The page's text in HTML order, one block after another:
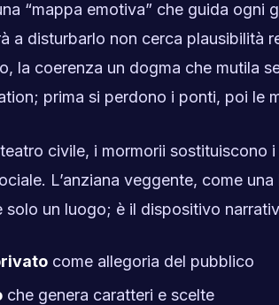
“mappa emotiva” che guida ogni
a disturbarlo non cerca plausibilità
la coerenza un dogma che mutila
prima si perdono i ponti, poi le
civile, i mormorii sostituiscono
L’anziana veggente, come
solo un luogo; è il dispositivo
come allegoria del pubblico
che genera caratteri e scelte